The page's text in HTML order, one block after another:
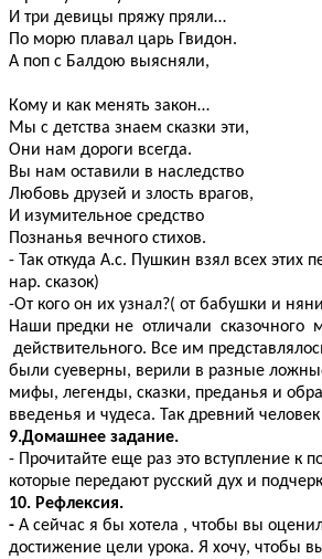
И три девицы пряжу пряли…
По морю плавал царь Гвидон.
А поп с Балдою выясняли,
Кому и как менять закон…
Мы с детства знаем сказки эти,
Они нам дороги всегда.
Вы нам оставили в наследство
Любовь друзей и злость врагов,
И изумительное средство
Познанья вечного стихов.
- Так откуда А.с. Пушкин взял всех этих
нар. сказок)
-От кого он их узнал?( от бабушки и няни
Наши предки не отличали сказочного
действительного. Все им
были суеверны, верили в разные
мифы, легенды, сказки, преданья и
введенья и чудеса. Так древний
9.Домашнее задание.
- Прочитайте еще раз это вступление к
которые передают русский дух и
10. Рефлексия.
- А сейчас я бы хотела , чтобы вы
достижение цели урока. Я хочу, чтобы